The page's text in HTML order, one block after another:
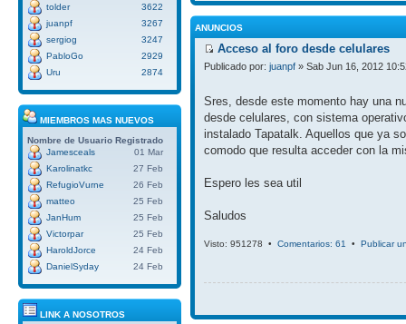
tolder
3622
juanpf
3267
sergiog
3247
PabloGo
2929
Uru
2874
MIEMBROS MAS NUEVOS
Nombre de Usuario Registrado
Jamesceals
01 Mar
Karolinatkc
27 Feb
RefugioVurne
26 Feb
matteo
25 Feb
JanHum
25 Feb
Victorpar
25 Feb
HaroldJorce
24 Feb
DanielSyday
24 Feb
LINK A NOSOTROS
ANUNCIOS
Acceso al foro desde celulares
Publicado por: juanpf » Sab Jun 16, 2012
Sres, desde este momento hay una
desde celulares, con sistema
instalado Tapatalk. Aquellos que ya
comodo que resulta acceder con la
Espero les sea util
Saludos
Visto: 951278 • Comentarios: 61 • Publicar